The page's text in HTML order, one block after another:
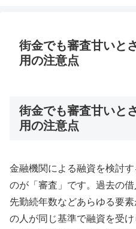
街金でも審査甘いと
用の注意点
街金でも審査甘いと
用の注意点
金融機関による融資を検討
のが「審査」です。過去の
先勤続年数などあらゆる要
の人が同じ基準で融資を受